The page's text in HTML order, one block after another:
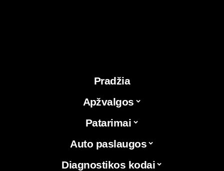
Pradžia
Apžvalgos
Patarimai
Auto paslaugos
Diagnostikos kodai